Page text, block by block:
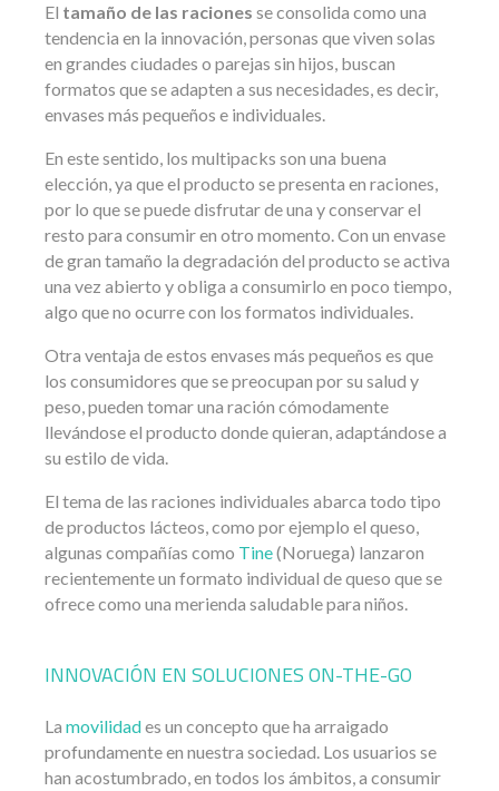
El tamaño de las raciones se consolida como una
tendencia en la innovación, personas que viven solas
en grandes ciudades o parejas sin hijos, buscan
formatos que se adapten a sus necesidades, es decir,
envases más pequeños e individuales.
En este sentido, los multipacks son una buena
elección, ya que el producto se presenta en raciones,
por lo que se puede disfrutar de una y conservar el
resto para consumir en otro momento. Con un envase
de gran tamaño la degradación del producto se activa
una vez abierto y obliga a consumirlo en poco tiempo,
algo que no ocurre con los formatos individuales.
Otra ventaja de estos envases más pequeños es que
los consumidores que se preocupan por su salud y
peso, pueden tomar una ración cómodamente
llevándose el producto donde quieran, adaptándose a
su estilo de vida.
El tema de las raciones individuales abarca todo tipo
de productos lácteos, como por ejemplo el queso,
algunas compañías como Tine(Noruega) lanzaron
recientemente un formato individual de queso que se
ofrece como una merienda saludable para niños.
INNOVACIÓN EN SOLUCIONES ON-THE-GO
La movilidades un concepto que ha arraigado
profundamente en nuestra sociedad. Los usuarios se
han acostumbrado, en todos los ámbitos, a consumir